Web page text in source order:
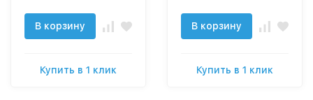
В корзину
Купить в 1 клик
В корзину
Купить в 1 клик